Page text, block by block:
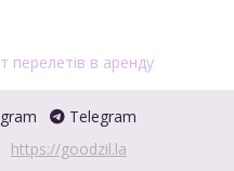
перелетів в аренду
Telegram
https://goodzil.la